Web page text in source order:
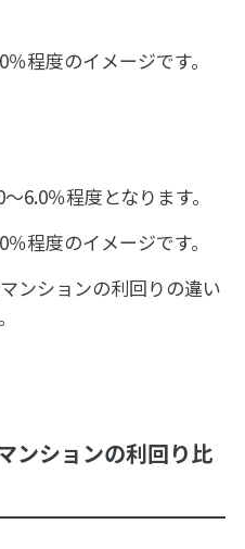
程度のイメージです。
6.0％程度となります。
程度のイメージです。
ンションの利回りの違い
ンションの利回り比